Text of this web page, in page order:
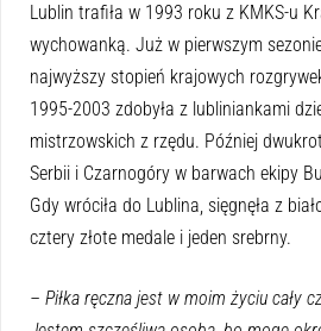
Lublin trafiła w 1993 roku z KMKS-u
wychowanką. Już w pierwszym
najwyższy stopień krajowych
1995-2003 zdobyła z lubliniankami
mistrzowskich z rzędu. Później
Serbii i Czarnogóry w barwach ekipy
Gdy wróciła do Lublina, sięgnęła z
cztery złote medale i jeden srebrny.
– Piłka ręczna jest w moim życiu cały